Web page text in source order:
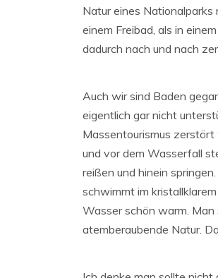
Natur eines Nationalparks
einem Freibad, als in
dadurch nach und nach
Auch wir sind Baden
eigentlich gar nicht
Massentourismus
und vor dem Wasserfall
reißen und hinein
schwimmt im
Wasser schön warm.
atemberaubende Natur.